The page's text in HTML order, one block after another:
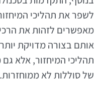
לשפר את תהליכי
מאפשרים לזהות את
אותם בצורה מדויקת
תהליכי המיחזור, אלא
של סוללות לא ממוחזרות.